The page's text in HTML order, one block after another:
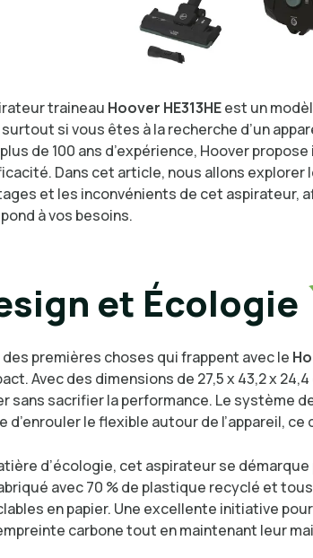
traineau Hoover HE313HEest un
si vous êtes à la recherche d’un
de 100 ans d’expérience, Hoover
Dans cet article, nous allons
et les inconvénients de cet aspirateur,
à vos besoins.
et Écologie
des premières choses qui frappent avec le
Avec des dimensions de 27,5 x 43,2 x
sans sacrifier la performance. Le système
d’enrouler le flexible autour de l’appareil, ce
d’écologie, cet aspirateur se démarque
avec 70 % de plastique recyclé et
en papier. Une excellente initiative
carbone tout en maintenant leur